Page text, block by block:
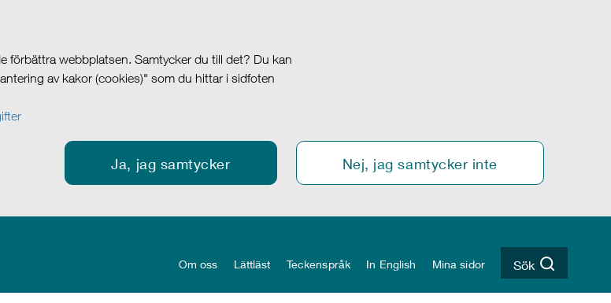
förbättra webbplatsen. Samtycker du till det? Du kan
av kakor (cookies)" som du hittar i sidfoten
Ja, jag samtycker Nej, jag samtycker inte
Om oss Lättläst Teckenspråk In English Mina sidor Sök